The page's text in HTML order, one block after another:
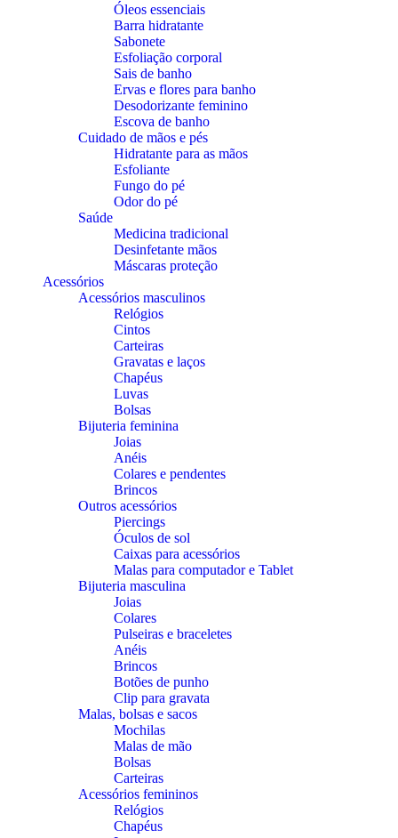
Óleos essenciais
Barra hidratante
Sabonete
Esfoliação corporal
Sais de banho
Ervas e flores para banho
Desodorizante feminino
Escova de banho
Cuidado de mãos e pés
Hidratante para as mãos
Esfoliante
Fungo do pé
Odor do pé
Saúde
Medicina tradicional
Desinfetante mãos
Máscaras proteção
Acessórios
Acessórios masculinos
Relógios
Cintos
Carteiras
Gravatas e laços
Chapéus
Luvas
Bolsas
Bijuteria feminina
Joias
Anéis
Colares e pendentes
Brincos
Outros acessórios
Piercings
Óculos de sol
Caixas para acessórios
Malas para computador e Tablet
Bijuteria masculina
Joias
Colares
Pulseiras e braceletes
Anéis
Brincos
Botões de punho
Clip para gravata
Malas, bolsas e sacos
Mochilas
Malas de mão
Bolsas
Carteiras
Acessórios femininos
Relógios
Chapéus